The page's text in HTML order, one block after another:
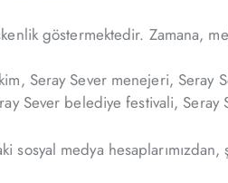
göstermektedir. Zamana,
Seray Sever menejeri,
Sever belediye festivali,
sosyal medya